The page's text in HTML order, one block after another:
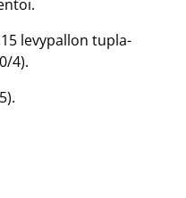
levypallon tupla-
4).